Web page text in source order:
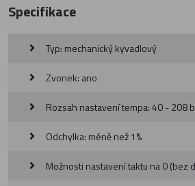
Specifikace
Typ: mechanický kyvadlový
Zvonek: ano
Rozsah nastavení tempa: 40 - 208
Odchylka: méně než 1%
Možnosti nastavení taktu na 0 (bez